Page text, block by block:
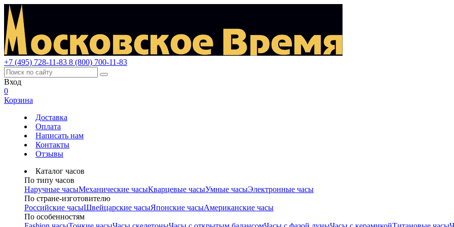
+7 (495) 728-11-83 8 (800) 700-11-83
Вход
0
Корзина
Доставка
Оплата
Написать нам
Контакты
Отзывы
Каталог часов
По типу часов
Наручные часыМеханические часыКварцевые часыУмные часыЭлектронные часы
По стране-изготовителю
Российские часыШвейцарские часыЯпонские часыАмериканские часы
По особенностям